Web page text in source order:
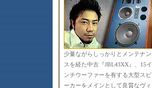
少量ながらしっかりとメンテナン
スを経た中古『JBL43XX』、15イ
ンチウーファーを有する大型スピ
ーカーをメインとして良質なヴィ